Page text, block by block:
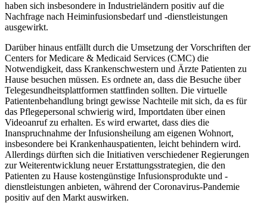
haben sich insbesondere in Industrieländern positiv auf die
Nachfrage nach Heiminfusionsbedarf und -dienstleistungen
ausgewirkt.
Darüber hinaus entfällt durch die Umsetzung der Vorschriften der
Centers for Medicare & Medicaid Services (CMC) die
Notwendigkeit, dass Krankenschwestern und Ärzte Patienten zu
Hause besuchen müssen. Es ordnete an, dass die Besuche über
Telegesundheitsplattformen stattfinden sollten. Die virtuelle
Patientenbehandlung bringt gewisse Nachteile mit sich, da es für
das Pflegepersonal schwierig wird, Importdaten über einen
Videoanruf zu erhalten. Es wird erwartet, dass dies die
Inanspruchnahme der Infusionsheilung am eigenen Wohnort,
insbesondere bei Krankenhauspatienten, leicht behindern wird.
Allerdings dürften sich die Initiativen verschiedener Regierungen
zur Weiterentwicklung neuer Erstattungsstrategien, die den
Patienten zu Hause kostengünstige Infusionsprodukte und -
dienstleistungen anbieten, während der Coronavirus-Pandemie
positiv auf den Markt auswirken.